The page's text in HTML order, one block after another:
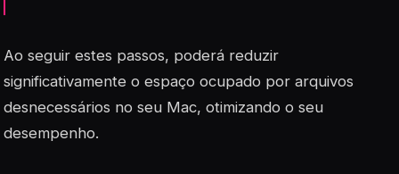
Ao seguir estes passos, poderá reduzir
significativamente o espaço ocupado por arquivos
desnecessários no seu Mac, otimizando o seu
desempenho.